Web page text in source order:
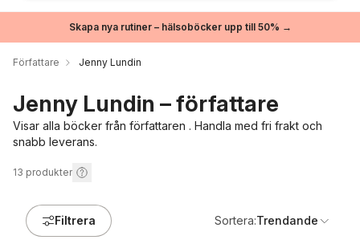
Skapa nya rutiner – hälsoböcker upp till 50% →
Författare Jenny Lundin
Jenny Lundin – författare
Visar alla böcker från författaren . Handla med fri frakt och
snabb leverans.
13 produkter
Filtrera Sortera:Trendande